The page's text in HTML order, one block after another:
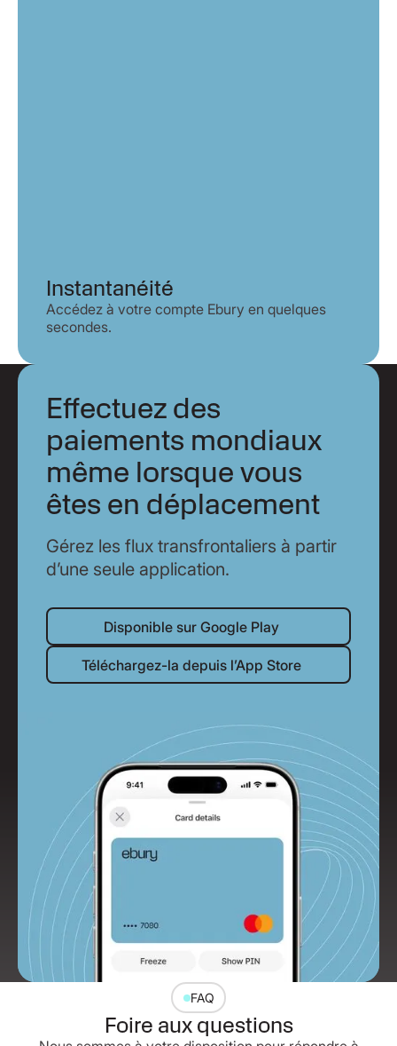
Instantanéité
Accédez à votre compte Ebury en quelques
secondes.
Effectuez des
paiements mondiaux
même lorsque vous
êtes en déplacement
Gérez les flux transfrontaliers à partir
d’une seule application.
Disponible sur Google Play
Disponible sur Google Play
Téléchargez-la depuis l’App Store
Téléchargez-la depuis l’App Store
FAQ
Foire aux questions